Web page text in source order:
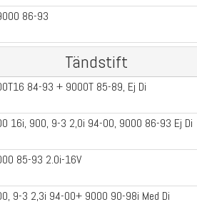
86-93
Tändstift
84-93 + 9000T 85-89, Ej Di
16i, 900, 9-3 2,0i 94-00, 9000 86-93 Ej Di
85-93 2.0i-16V
9-3 2,3i 94-00+ 9000 90-98i Med Di